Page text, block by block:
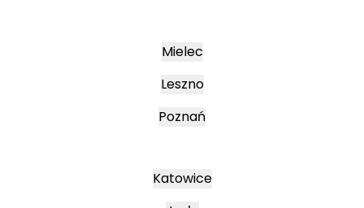
Mielec
Leszno
Poznań
Katowice